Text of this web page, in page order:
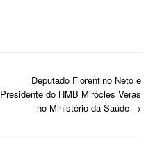
Deputado Florentino Neto e
Presidente do HMB Mirócles Veras
no Ministério da Saúde →